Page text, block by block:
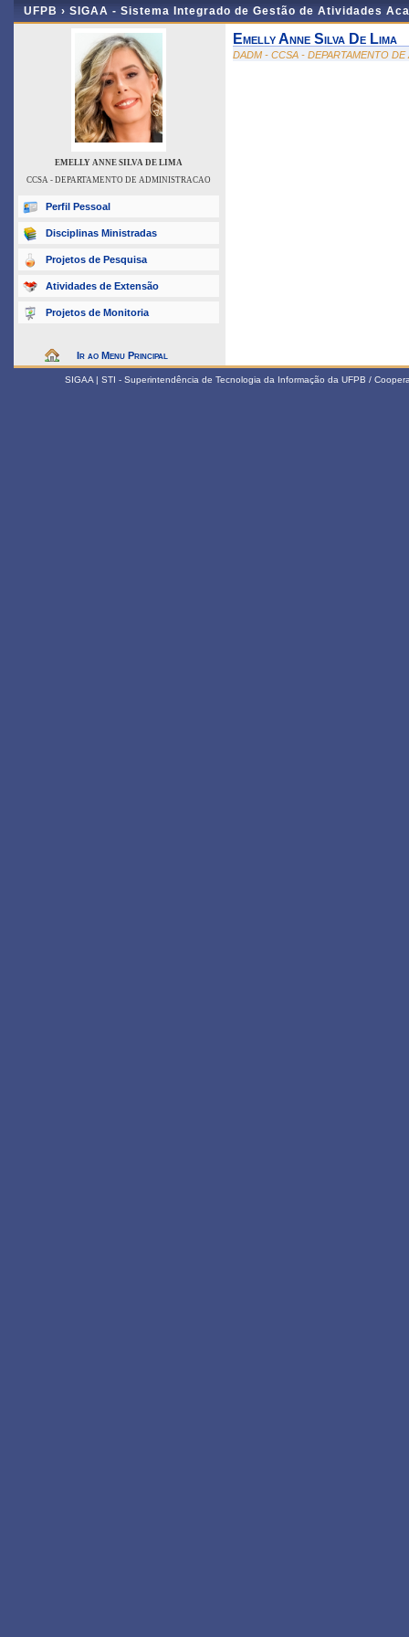
UFPB › SIGAA - Sistema Integrado de Gestão de Atividades
EMELLY ANNE SILVA DE LIMA
CCSA - DEPARTAMENTO DE ADMINISTRACAO
Perfil Pessoal
Disciplinas Ministradas
Projetos de Pesquisa
Atividades de Extensão
Projetos de Monitoria
Ir ao Menu Principal
Emelly Anne Silva De Lima
DADM - CCSA - DEPARTAMENTO
SIGAA | STI - Superintendência de Tecnologia da Informação da UFPB /